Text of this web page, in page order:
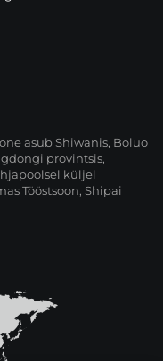
asub Shiwanis, Boluo
provintsis,
küljel
Tööstsoon, Shipai